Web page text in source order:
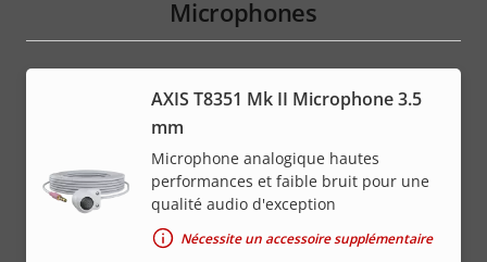
Microphones
AXIS T8351 Mk II Microphone 3.5
mm
Microphone analogique hautes
performances et faible bruit pour une
qualité audio d'exception
Nécessite un accessoire supplémentaire